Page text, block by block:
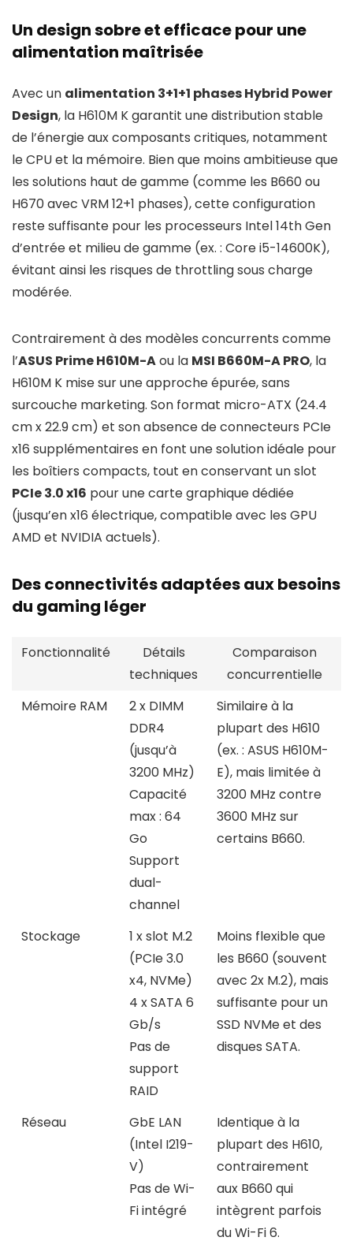
Un design sobre et efficace pour une
alimentation maîtrisée
Avec un alimentation 3+1+1 phases Hybrid Power
Design, la H610M K garantit une distribution stable
de l’énergie aux composants critiques, notamment
le CPU et la mémoire. Bien que moins ambitieuse que
les solutions haut de gamme (comme les B660 ou
H670 avec VRM 12+1 phases), cette configuration
reste suffisante pour les processeurs Intel 14th Gen
d’entrée et milieu de gamme (ex. : Core i5-14600K),
évitant ainsi les risques de throttling sous charge
modérée.
Contrairement à des modèles concurrents comme
l’ASUS Prime H610M-Aou la MSI B660M-A PRO, la
H610M K mise sur une approche épurée, sans
surcouche marketing. Son format micro-ATX (24.4
cm x 22.9 cm) et son absence de connecteurs PCIe
x16 supplémentaires en font une solution idéale pour
les boîtiers compacts, tout en conservant un slot
PCIe 3.0 x16 pour une carte graphique dédiée
(jusqu’en x16 électrique, compatible avec les GPU
AMD et NVIDIA actuels).
Des connectivités adaptées aux besoins
du gaming léger
Fonctionnalité
Détails
techniques
Comparaison
concurrentielle
Mémoire RAM
2 x DIMM
DDR4
(jusqu’à
3200 MHz)
Capacité
max : 64
Go
Support
dual-
channel
Similaire à la
plupart des H610
(ex. : ASUS H610M-
E), mais limitée à
3200 MHz contre
3600 MHz sur
certains B660.
Stockage
1 x slot M.2
(PCIe 3.0
x4, NVMe)
4 x SATA 6
Gb/s
Pas de
support
RAID
Moins flexible que
les B660 (souvent
avec 2x M.2), mais
suffisante pour un
SSD NVMe et des
disques SATA.
Réseau
GbE LAN
(Intel I219-
V)
Pas de Wi-
Fi intégré
Identique à la
plupart des H610,
contrairement
aux B660 qui
intègrent parfois
du Wi-Fi 6.